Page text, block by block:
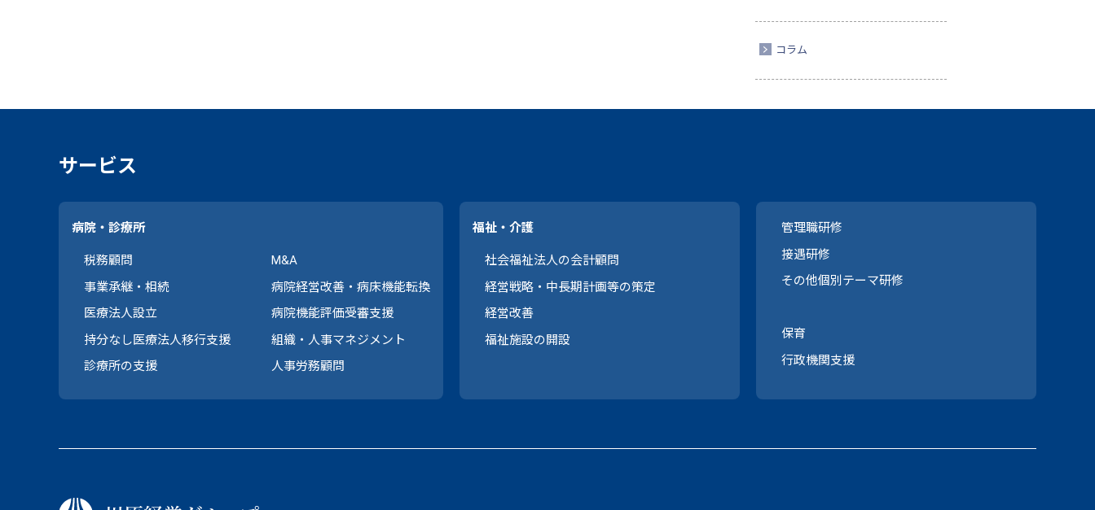
コラム
サービス
病院・診療所
税務顧問
事業承継・相続
医療法人設立
持分なし医療法人移行支援
診療所の支援
M&A
病院経営改善・病床機能転換
病院機能評価受審支援
組織・人事マネジメント
人事労務顧問
福祉・介護
社会福祉法人の会計顧問
経営戦略・中長期計画等の策定
経営改善
福祉施設の開設
管理職研修
接遇研修
その他個別テーマ研修
保育
行政機関支援